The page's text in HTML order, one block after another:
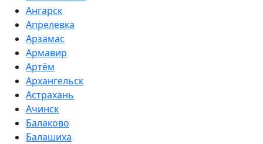
Ангарск
Апрелевка
Арзамас
Армавир
Артём
Архангельск
Астрахань
Ачинск
Балаково
Балашиха